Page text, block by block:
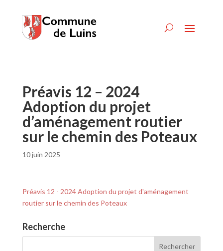
Préavis 12 – 2024
Adoption du projet
d’aménagement routier
sur le chemin des Poteaux
10 juin 2025
Préavis 12 - 2024 Adoption du projet d'aménagement
routier sur le chemin des Poteaux
Recherche